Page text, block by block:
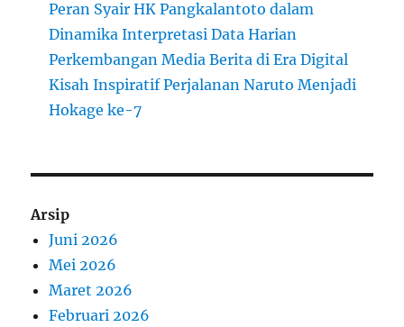
Peran Syair HK Pangkalantoto dalam
Dinamika Interpretasi Data Harian
Perkembangan Media Berita di Era Digital
Kisah Inspiratif Perjalanan Naruto Menjadi
Hokage ke-7
Arsip
Juni 2026
Mei 2026
Maret 2026
Februari 2026